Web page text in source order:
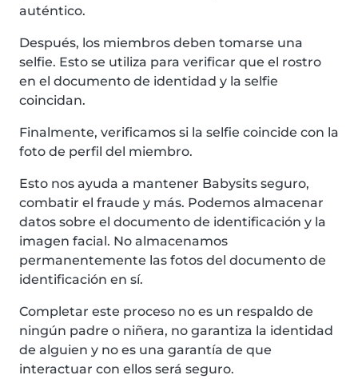
auténtico.
Después, los miembros deben tomarse una
selfie. Esto se utiliza para verificar que el rostro
en el documento de identidad y la selfie
coincidan.
Finalmente, verificamos si la selfie coincide con la
foto de perfil del miembro.
Esto nos ayuda a mantener Babysits seguro,
combatir el fraude y más. Podemos almacenar
datos sobre el documento de identificación y la
imagen facial. No almacenamos
permanentemente las fotos del documento de
identificación en sí.
Completar este proceso no es un respaldo de
ningún padre o niñera, no garantiza la identidad
de alguien y no es una garantía de que
interactuar con ellos será seguro.